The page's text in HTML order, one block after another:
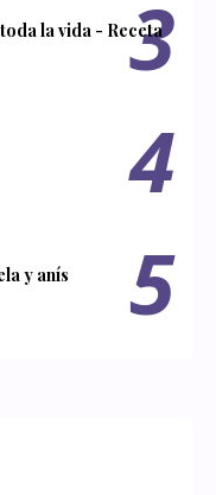
la vida - Receta
y anís